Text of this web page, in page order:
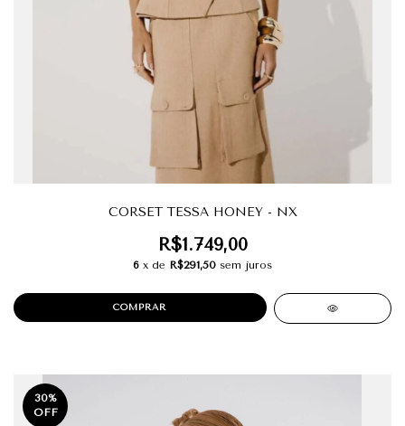
CORSET TESSA HONEY - NX
R$1.749,00
6 x de R$291,50 sem juros
COMPRAR
30%
OFF